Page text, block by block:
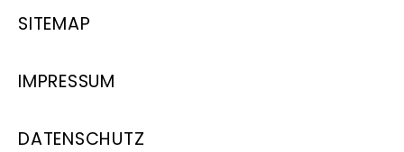
SITEMAP
IMPRESSUM
DATENSCHUTZ